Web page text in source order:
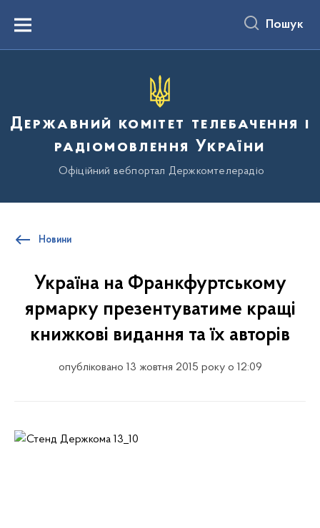
вмістуMenu Пошук
Державний комітет телебачення і
радіомовлення України
Офіційний вебпортал Держкомтелерадіо
Новини
Україна на Франкфуртському
ярмарку презентуватиме кращі
книжкові видання та їх авторів
опубліковано 13 жовтня 2015 року о 12:09